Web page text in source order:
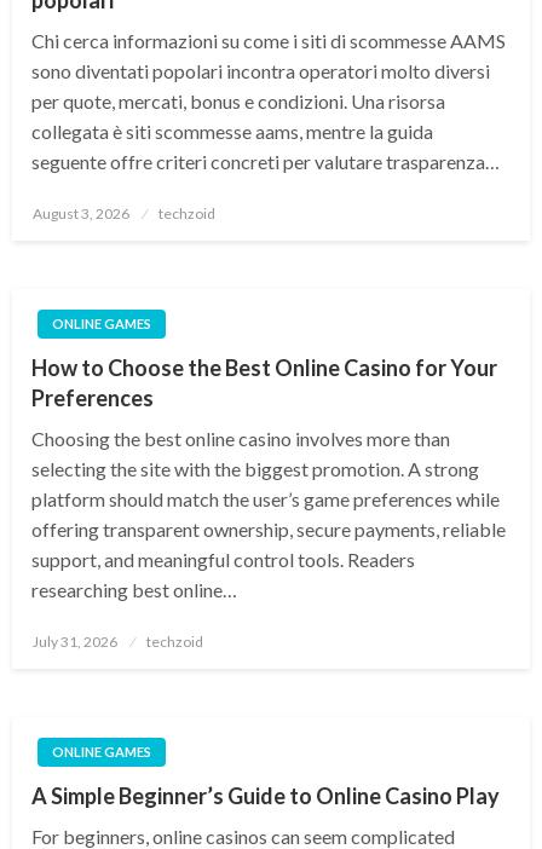
Chi cerca informazioni su come i siti di scommesse AAMS
sono diventati popolari incontra operatori molto diversi
per quote, mercati, bonus e condizioni. Una risorsa
collegata è siti scommesse aams, mentre la guida
seguente offre criteri concreti per valutare trasparenza…
Posted
August 3, 2026 techzoid
ONLINE GAMES
How to Choose the Best Online Casino for Your
Preferences
Choosing the best online casino involves more than
selecting the site with the biggest promotion. A strong
platform should match the user’s game preferences while
offering transparent ownership, secure payments, reliable
support, and meaningful control tools. Readers
researching best online…
Posted
July 31, 2026 techzoid
ONLINE GAMES
A Simple Beginner’s Guide to Online Casino Play
For beginners, online casinos can seem complicated